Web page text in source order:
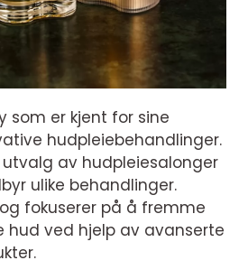
som er kjent for sine
hudpleiebehandlinger.
av hudpleiesalonger
ulike behandlinger.
fokuserer på å fremme
hud ved hjelp av avanserte